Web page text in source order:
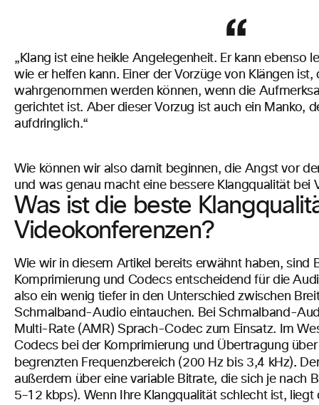
„Klang ist eine heikle Angelegenheit. Er kann ebenso
wie er helfen kann. Einer der Vorzüge von Klängen ist,
wahrgenommen werden können, wenn die
gerichtet ist. Aber dieser Vorzug ist auch ein Manko,
aufdringlich.“
Wie können wir also damit beginnen, die Angst vor
und was genau macht eine bessere Klangqualität bei
Was ist die beste
Videokonferenzen?
Wie wir in diesem Artikel bereits erwähnt haben, sind
Komprimierung und Codecs entscheidend für die
also ein wenig tiefer in den Unterschied zwischen
Schmalband-Audio eintauchen. Bei Schmalband-
Multi-Rate (AMR) Sprach-Codec zum Einsatz. Im
Codecs bei der Komprimierung und Übertragung
begrenzten Frequenzbereich (200 Hz bis 3,4 kHz).
außerdem über eine variable Bitrate, die sich je nach
5–12 kbps). Wenn Ihre Klangqualität schlecht ist, liegt